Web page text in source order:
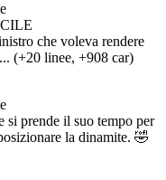
che voleva rendere
(+20 linee, +908 car)
prende il suo tempo per
la dinamite. 🤣